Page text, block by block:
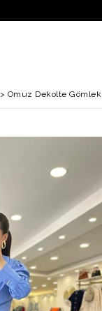
> Omuz Dekolte Gömlek